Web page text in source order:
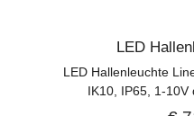
LED
LED Hallenleuchte
IK10, IP65, 1-10V